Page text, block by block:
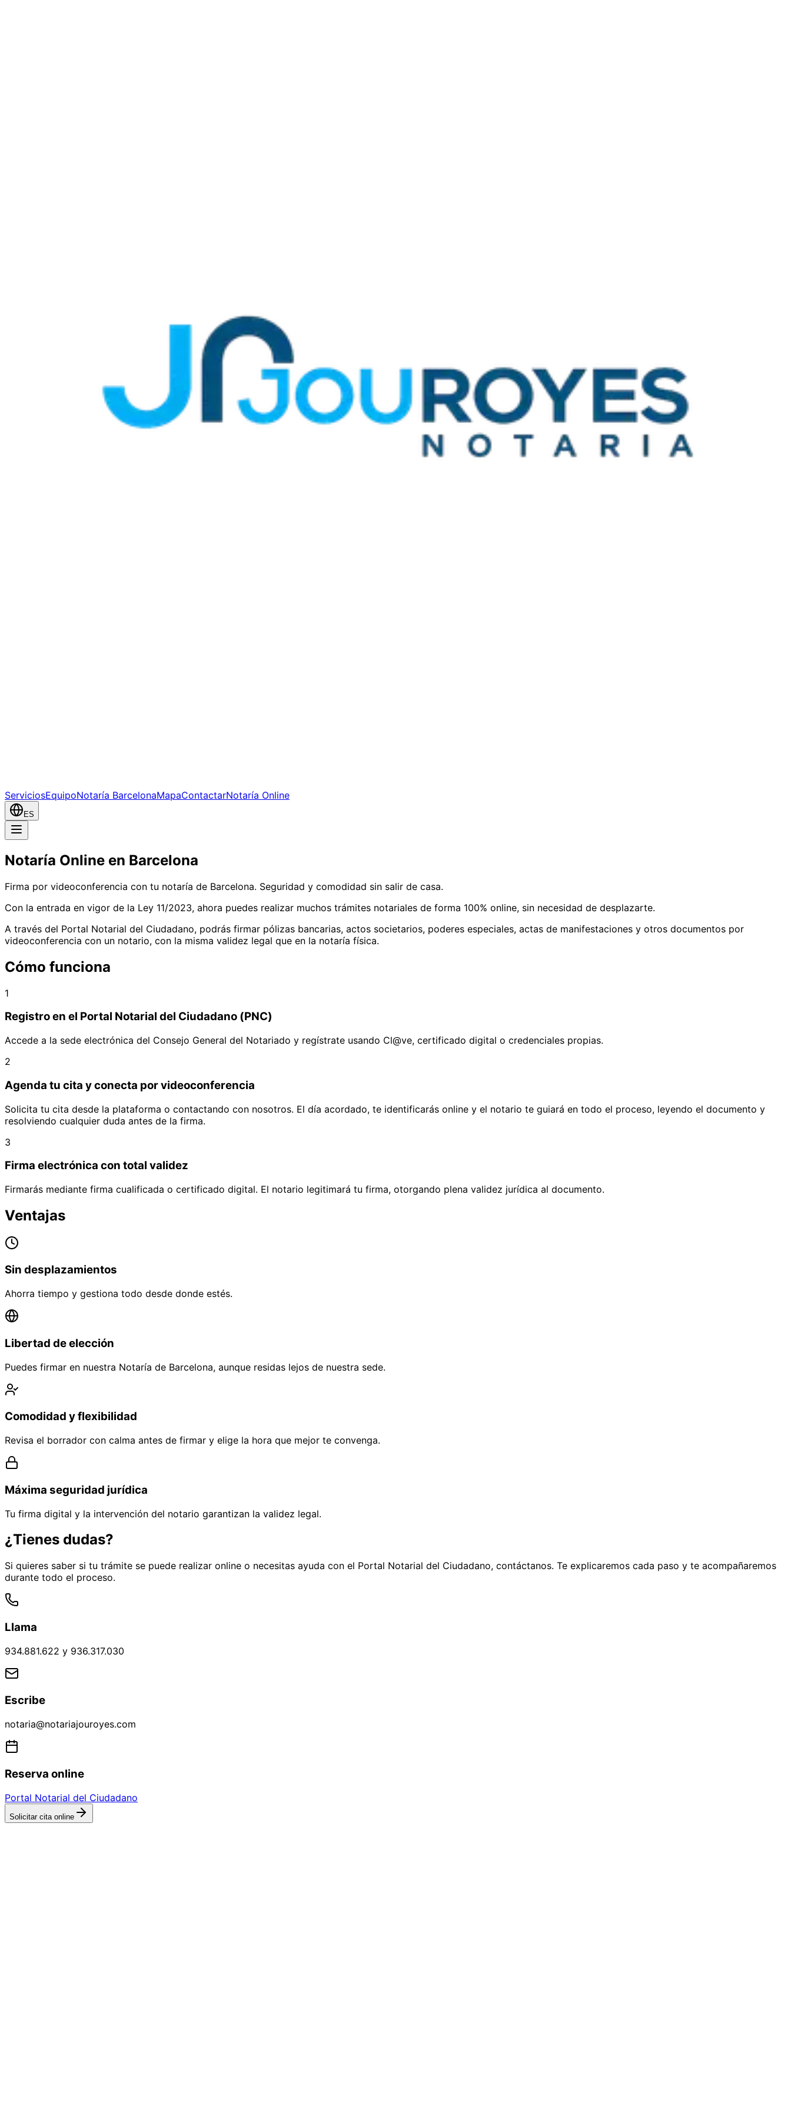
ServiciosEquipoNotaría BarcelonaMapaContactarNotaría Online
ES
Notaría Online en Barcelona
Firma por videoconferencia con tu notaría de Barcelona. Seguridad y comodidad sin salir de casa.
Con la entrada en vigor de la Ley 11/2023, ahora puedes realizar muchos trámites notariales de forma 100% online, sin necesidad de desplazarte.
A través del Portal Notarial del Ciudadano, podrás firmar pólizas bancarias, actos societarios, poderes especiales, actas de manifestaciones y otros documentos por
videoconferencia con un notario, con la misma validez legal que en la notaría física.
Cómo funciona
1
Registro en el Portal Notarial del Ciudadano (PNC)
Accede a la sede electrónica del Consejo General del Notariado y regístrate usando Cl@ve, certificado digital o credenciales propias.
2
Agenda tu cita y conecta por videoconferencia
Solicita tu cita desde la plataforma o contactando con nosotros. El día acordado, te identificarás online y el notario te guiará en todo el proceso, leyendo el documento y
resolviendo cualquier duda antes de la firma.
3
Firma electrónica con total validez
Firmarás mediante firma cualificada o certificado digital. El notario legitimará tu firma, otorgando plena validez jurídica al documento.
Ventajas
Sin desplazamientos
Ahorra tiempo y gestiona todo desde donde estés.
Libertad de elección
Puedes firmar en nuestra Notaría de Barcelona, aunque residas lejos de nuestra sede.
Comodidad y flexibilidad
Revisa el borrador con calma antes de firmar y elige la hora que mejor te convenga.
Máxima seguridad jurídica
Tu firma digital y la intervención del notario garantizan la validez legal.
¿Tienes dudas?
Si quieres saber si tu trámite se puede realizar online o necesitas ayuda con el Portal Notarial del Ciudadano, contáctanos. Te explicaremos cada paso y te acompañaremos
durante todo el proceso.
Llama
934.881.622 y 936.317.030
Escribe
notaria@notariajouroyes.com
Reserva online
Portal Notarial del Ciudadano
Solicitar cita online